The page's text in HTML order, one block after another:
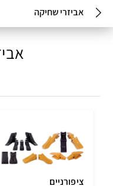
אביזרי שחיקה
ציפורניים